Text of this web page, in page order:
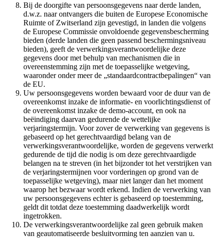
Bij de doorgifte van persoonsgegevens naar derde landen,
d.w.z. naar ontvangers die buiten de Europese Economische
Ruimte of Zwitserland zijn gevestigd, in landen die volgens
de Europese Commissie onvoldoende gegevensbescherming
bieden (derde landen die geen passend beschermingsniveau
bieden), geeft de verwerkingsverantwoordelijke deze
gegevens door met behulp van mechanismen die in
overeenstemming zijn met de toepasselijke wetgeving,
waaronder onder meer de „standaardcontractbepalingen“ van
de EU.
Uw persoonsgegevens worden bewaard voor de duur van de
overeenkomst inzake de informatie- en voorlichtingsdienst of
de overeenkomst inzake de demo-account, en ook na
beëindiging daarvan gedurende de wettelijke
verjaringstermijn. Voor zover de verwerking van gegevens is
gebaseerd op het gerechtvaardigd belang van de
verwerkingsverantwoordelijke, worden de gegevens verwerkt
gedurende de tijd die nodig is om deze gerechtvaardigde
belangen na te streven (in het bijzonder tot het verstrijken van
de verjaringstermijnen voor vorderingen op grond van de
toepasselijke wetgeving), maar niet langer dan het moment
waarop het bezwaar wordt erkend. Indien de verwerking van
uw persoonsgegevens echter is gebaseerd op toestemming,
geldt dit totdat deze toestemming daadwerkelijk wordt
ingetrokken.
De verwerkingsverantwoordelijke zal geen gebruik maken
van geautomatiseerde besluitvorming ten aanzien van u.